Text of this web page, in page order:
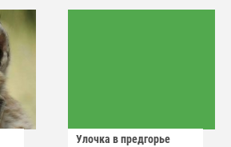
Улочка в предгорье